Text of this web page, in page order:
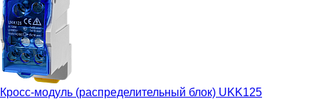
Кросс-модуль (распределительный блок) UKK125